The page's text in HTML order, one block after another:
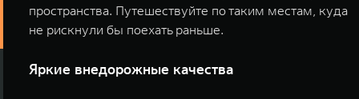
пространства. Путешествуйте по таким местам, куда
не рискнули бы поехать раньше.
Яркие внедорожные качества